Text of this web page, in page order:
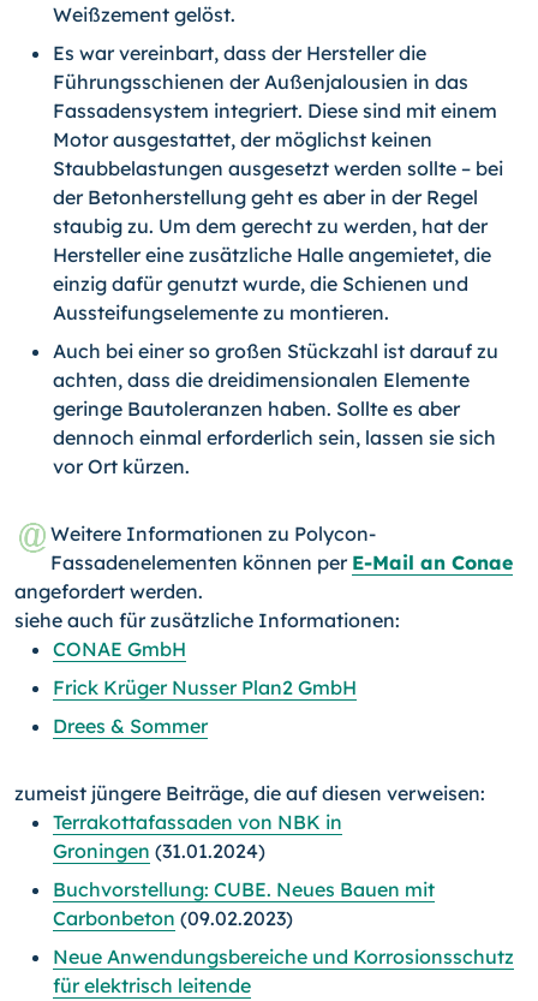
Weißzement gelöst.
Es war vereinbart, dass der Hersteller die
Führungsschienen der Außenjalousien in das
Fassadensystem integriert. Diese sind mit einem
Motor ausgestattet, der möglichst keinen
Staubbelastungen ausgesetzt werden sollte – bei
der Betonherstellung geht es aber in der Regel
staubig zu. Um dem gerecht zu werden, hat der
Hersteller eine zusätzliche Halle angemietet, die
einzig dafür genutzt wurde, die Schienen und
Aussteifungselemente zu montieren.
Auch bei einer so großen Stückzahl ist darauf zu
achten, dass die dreidimensionalen Elemente
geringe Bautoleranzen haben. Sollte es aber
dennoch einmal erforderlich sein, lassen sie sich
vor Ort kürzen.
Weitere Informationen zu Polycon-
Fassadenelementen können per E-Mail an Conae
angefordert werden.
siehe auch für zusätzliche Informationen:
CONAE GmbH
Frick Krüger Nusser Plan2 GmbH
Drees & Sommer
zumeist jüngere Beiträge, die auf diesen verweisen:
Terrakottafassaden von NBK in
Groningen (31.01.2024)
Buchvorstellung: CUBE. Neues Bauen mit
Carbonbeton (09.02.2023)
Neue Anwendungsbereiche und Korrosionsschutz
für elektrisch leitende